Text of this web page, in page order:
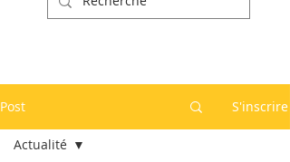
Post S'inscrire
Actualité